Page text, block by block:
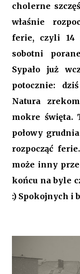
cholerne
właśnie
ferie, czyli 14
sobotni
Sypało już
potocznie:
Natura
mokre święta.
połowy
rozpocząć
może inny
końcu na byle
:) Spokojnych i